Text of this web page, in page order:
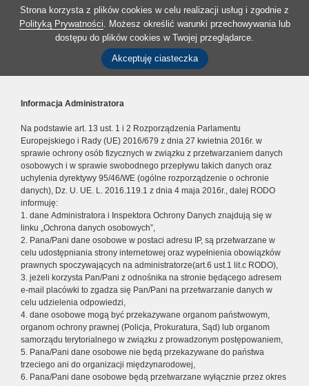
Strona korzysta z plików cookies w celu realizacji usług i zgodnie z
Polityką Prywatności. Możesz określić warunki przechowywania lub
dostępu do plików cookies w Twojej przeglądarce.
Akceptuję ciasteczka
Informacja Administratora
Na podstawie art. 13 ust. 1 i 2 Rozporządzenia Parlamentu
Europejskiego i Rady (UE) 2016/679 z dnia 27 kwietnia 2016r. w
sprawie ochrony osób fizycznych w związku z przetwarzaniem danych
osobowych i w sprawie swobodnego przepływu takich danych oraz
uchylenia dyrektywy 95/46/WE (ogólne rozporządzenie o ochronie
danych), Dz. U. UE. L. 2016.119.1 z dnia 4 maja 2016r., dalej RODO
informuję:
1. dane Administratora i Inspektora Ochrony Danych znajdują się w
linku „Ochrona danych osobowych”,
2. Pana/Pani dane osobowe w postaci adresu IP, są przetwarzane w
celu udostępniania strony internetowej oraz wypełnienia obowiązków
prawnych spoczywających na administratorze(art.6 ust.1 lit.c RODO),
3. jeżeli korzysta Pan/Pani z odnośnika na stronie będącego adresem
e-mail placówki to zgadza się Pan/Pani na przetwarzanie danych w
celu udzielenia odpowiedzi,
4. dane osobowe mogą być przekazywane organom państwowym,
organom ochrony prawnej (Policja, Prokuratura, Sąd) lub organom
samorządu terytorialnego w związku z prowadzonym postępowaniem,
5. Pana/Pani dane osobowe nie będą przekazywane do państwa
trzeciego ani do organizacji międzynarodowej,
6. Pana/Pani dane osobowe będą przetwarzane wyłącznie przez okres